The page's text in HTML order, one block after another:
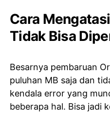
Cara
Tidak Bisa
Besarnya pembaruan
puluhan MB saja dan
kendala error yang
beberapa hal. Bisa jadi